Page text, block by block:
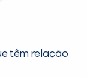
têm relação